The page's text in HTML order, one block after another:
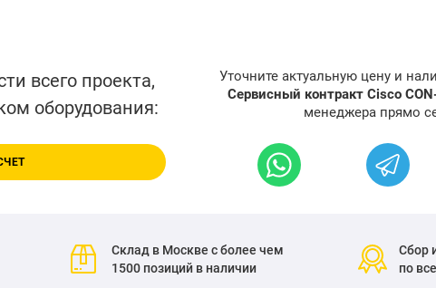
всего проекта,
оборудования:
Уточните актуальную цену и
Сервисный контракт Cisco
менеджера прямо
Склад в Москве с более чем
1500 позиций в наличии
Сбор
по